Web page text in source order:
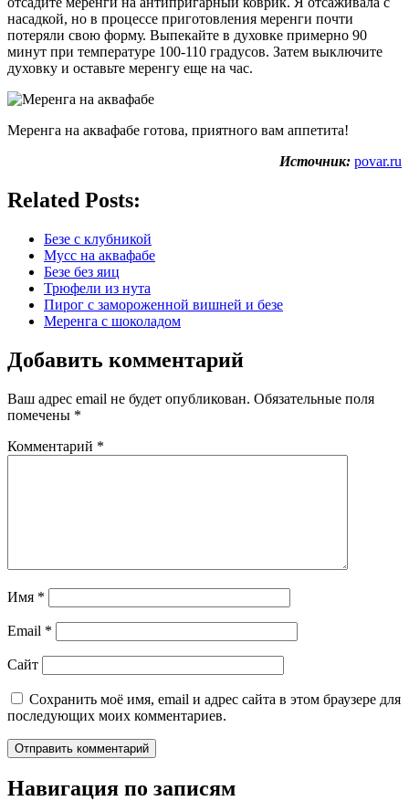
насадкой, но в процессе приготовления меренги почти
потеряли свою форму. Выпекайте в духовке примерно 90
минут при температуре 100-110 градусов. Затем выключите
духовку и оставьте меренгу еще на час.
Меренга на аквафабе готова, приятного вам аппетита!
Источник: povar.ru
Related Posts:
Безе с клубникой
Мусс на аквафабе
Безе без яиц
Трюфели из нута
Пирог с замороженной вишней и безе
Меренга с шоколадом
Добавить комментарий
Ваш адрес email не будет опубликован. Обязательные поля
помечены *
Комментарий *
Имя *
Email *
Сайт
Сохранить моё имя, email и адрес сайта в этом браузере для
последующих моих комментариев.
Навигация по записям